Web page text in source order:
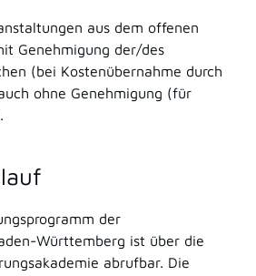
aus dem offenen
Genehmigung der/des
(bei Kostenübernahme durch
ohne Genehmigung (für
der
Württemberg ist über die
abrufbar. Die